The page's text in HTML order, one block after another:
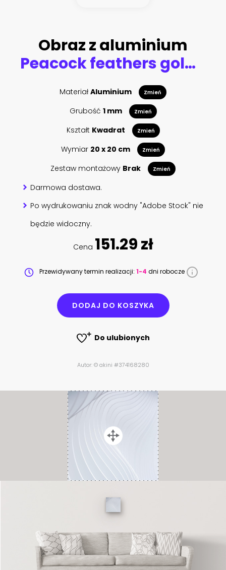
Obraz z aluminium
Peacock feathers golden wreath. Isolated on white background. Vector
MateriałAluminium Zmień
Grubość 1 mm Zmień
Kształt Kwadrat Zmień
Wymiar 20 x 20 cm Zmień
Zestaw montażowy Brak Zmień
Darmowa dostawa.
Po wydrukowaniu znak wodny "Adobe Stock" nie
będzie widoczny.
Cena 151.29 zł
Przewidywany termin realizacji: 1-4 dni robocze
DODAJ DO KOSZYKA
Do ulubionych
Autor: © akini #374168280